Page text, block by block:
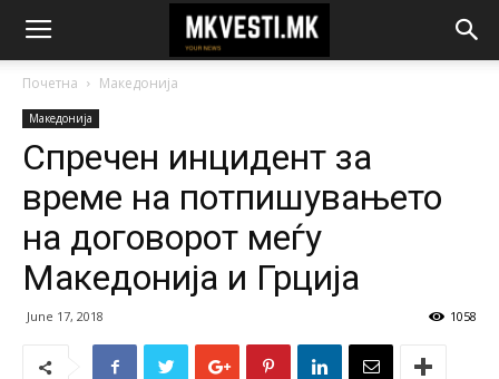
Почетна Македонија
Македонија
Спречен инцидент за
време на потпишувањето
на договорот меѓу
Македонија и Грција
June 17, 2018 1058